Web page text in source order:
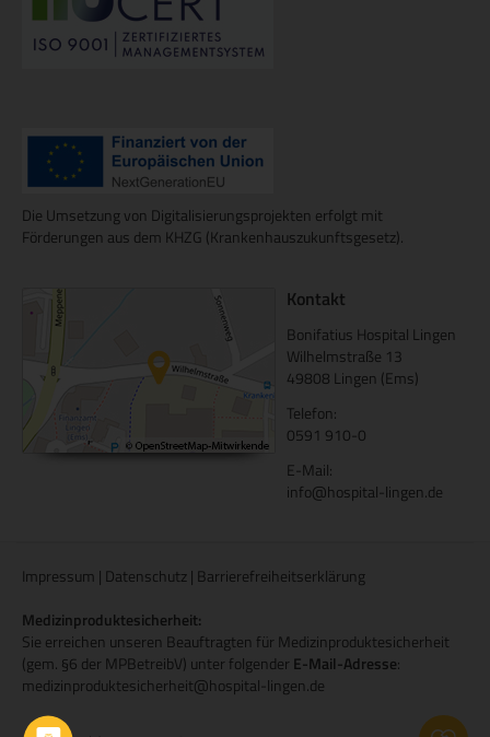
Die Umsetzung von Digitalisierungsprojekten erfolgt mit
Förderungen aus dem KHZG (Krankenhauszukunftsgesetz).
Kontakt
Bonifatius Hospital Lingen
Wilhelmstraße 13
49808 Lingen (Ems)
Telefon:
0591 910-0
E-Mail:
info@hospital-lingen.de
Impressum | Datenschutz| Barrierefreiheitserklärung
Medizinproduktesicherheit:
Sie erreichen unseren Beauftragten für Medizinproduktesicherheit
(gem. §6 der MPBetreibV) unter folgender E-Mail-Adresse:
medizinproduktesicherheit@hospital-lingen.de